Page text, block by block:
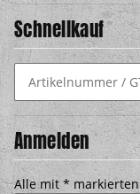
Schnellkauf
Anmelden
Alle mit *